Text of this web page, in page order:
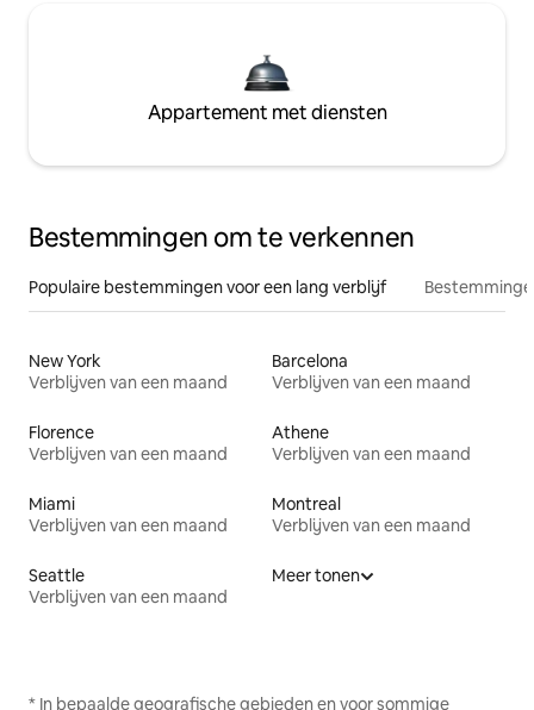
Appartement met diensten
Bestemmingen om te verkennen
Populaire bestemmingen voor een lang verblijf
New York
Verblijven van een maand
Barcelona
Verblijven van een maand
Florence
Verblijven van een maand
Athene
Verblijven van een maand
Miami
Verblijven van een maand
Montreal
Verblijven van een maand
Seattle
Verblijven van een maand
Meer tonen
* In bepaalde geografische gebieden en voor sommige